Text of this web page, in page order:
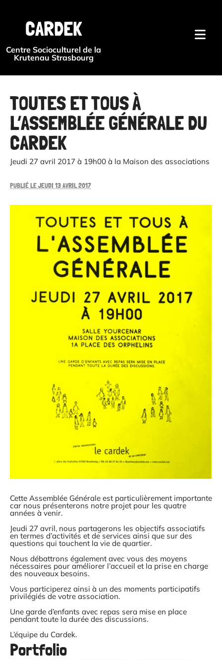
CARDEK
Centre Socioculturel de la
Krutenau Strasbourg
TOUTES ET TOUS À
L’ASSEMBLÉE GÉNÉRALE DU
CARDEK
Jeudi 27 avril 2017 à 19h00 à la Maison des associations
PUBLIÉ LE JEUDI 13 AVRIL 2017
Cette Assemblée Générale est particulièrement importante
car nous présenterons notre projet pour les quatre
années à venir.
Jeudi 27 avril, nous partagerons les objectifs associatifs
en termes d’activités et de services ainsi que sur des
questions qui touchent la vie de quartier.
Nous débattrons également avec vous des moyens
nécessaires pour améliorer l’accueil et la prise en charge
des nouveaux besoins.
Vous participerez ainsi à un des moments participatifs
privilégiés de votre association.
Une garde d’enfants avec repas sera mise en place
pendant toute la durée des discussions.
L’équipe du Cardek.
Portfolio